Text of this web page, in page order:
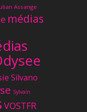
Assange
médias
Silvano
Sylvain
VOSTFR